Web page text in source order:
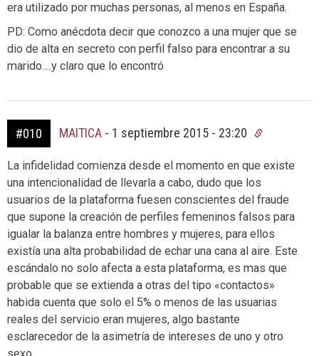
era utilizado por muchas personas, al menos en España.
PD: Como anécdota decir que conozco a una mujer que se
dio de alta en secreto con perfil falso para encontrar a su
marido….y claro que lo encontró
#010 MAITICA - 1 septiembre 2015 - 23:20
La infidelidad comienza desde el momento en que existe
una intencionalidad de llevarla a cabo, dudo que los
usuarios de la plataforma fuesen conscientes del fraude
que supone la creación de perfiles femeninos falsos para
igualar la balanza entre hombres y mujeres, para ellos
existía una alta probabilidad de echar una cana al aire. Este
escándalo no solo afecta a esta plataforma, es mas que
probable que se extienda a otras del tipo «contactos»
habida cuenta que solo el 5% o menos de las usuarias
reales del servicio eran mujeres, algo bastante
esclarecedor de la asimetría de intereses de uno y otro